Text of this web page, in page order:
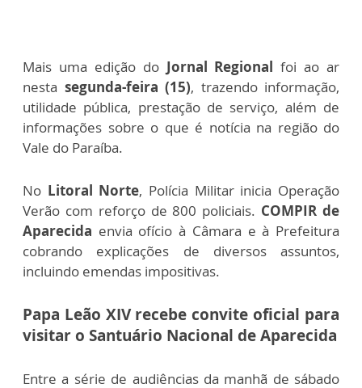
Mais uma edição do Jornal Regionalfoi ao ar
nesta segunda-feira (15), trazendo informação,
utilidade pública, prestação de serviço, além de
informações sobre o que é notícia na região do
Vale do Paraíba.
No Litoral Norte, Polícia Militar inicia Operação
Verão com reforço de 800 policiais. COMPIR de
Aparecida envia ofício à Câmara e à Prefeitura
cobrando explicações de diversos assuntos,
incluindo emendas impositivas.
Papa Leão XIV recebe convite oficial para
visitar o Santuário Nacional de Aparecida
Entre a série de audiências da manhã de sábado